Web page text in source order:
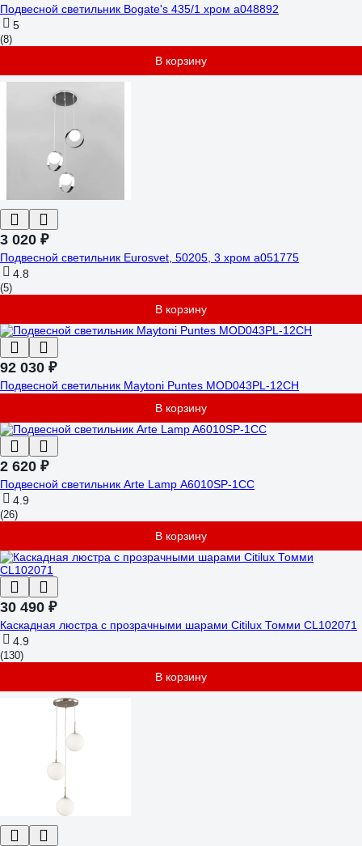
Подвесной светильник Bogate's 435/1 хром a048892
5
(8)
В корзину
3 020 ₽
Подвесной светильник Eurosvet, 50205, 3 хром a051775
4.8
(5)
В корзину
92 030 ₽
Подвесной светильник Maytoni Puntes MOD043PL-12CH
В корзину
2 620 ₽
Подвесной светильник Arte Lamp A6010SP-1CC
4.9
(26)
В корзину
30 490 ₽
Каскадная люстра с прозрачными шарами Citilux Томми CL102071
4.9
(130)
В корзину